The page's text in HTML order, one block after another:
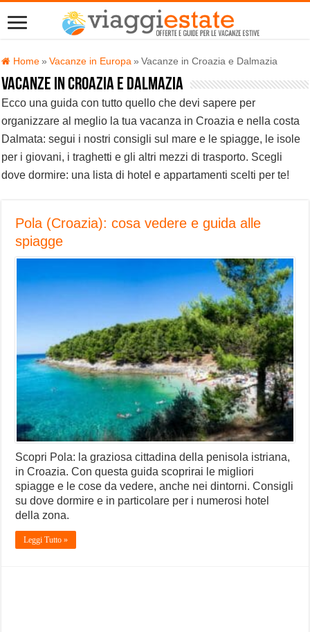
Home » Vacanze in Europa » Vacanze in Croazia e Dalmazia
Vacanze in Croazia e Dalmazia
Ecco una guida con tutto quello che devi sapere per
organizzare al meglio la tua vacanza in Croazia e nella costa
Dalmata: segui i nostri consigli sul mare e le spiagge, le isole
per i giovani, i traghetti e gli altri mezzi di trasporto. Scegli
dove dormire: una lista di hotel e appartamenti scelti per te!
Pola (Croazia): cosa vedere e guida alle
spiagge
Scopri Pola: la graziosa cittadina della penisola istriana,
in Croazia. Con questa guida scoprirai le migliori
spiagge e le cose da vedere, anche nei dintorni. Consigli
su dove dormire e in particolare per i numerosi hotel
della zona.
Leggi Tutto »